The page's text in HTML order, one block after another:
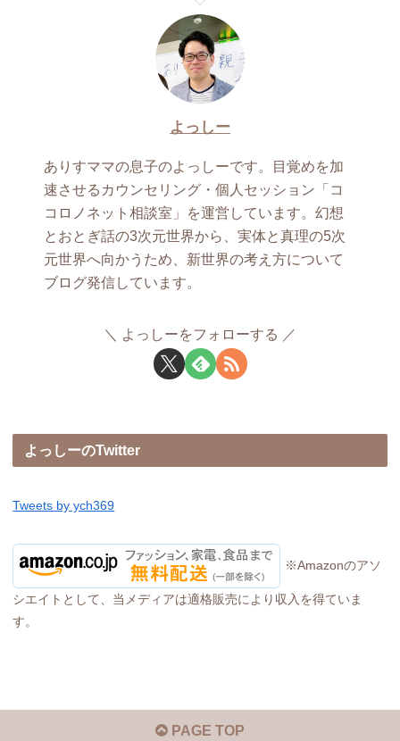
よっしー
ありすママの息子のよっしーです。目覚めを加
速させるカウンセリング・個人セッション「コ
コロノネット相談室」を運営しています。幻想
とおとぎ話の3次元世界から、実体と真理の5次
元世界へ向かうため、新世界の考え方について
ブログ発信しています。
よっしーをフォローする
よっしーのTwitter
Tweets by ych369
※Amazonのアソ
シエイトとして、当メディアは適格販売により収入を得ていま
す。
PAGE TOP